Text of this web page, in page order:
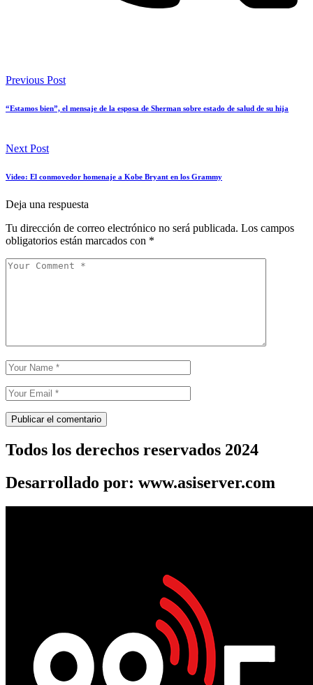
Previous Post
“Estamos bien”, el mensaje de la esposa de Sherman sobre estado de salud de su hija
Next Post
Video: El conmovedor homenaje a Kobe Bryant en los Grammy
Deja una respuesta
Tu dirección de correo electrónico no será publicada. Los campos
obligatorios están marcados con *
Todos los derechos reservados 2024
Desarrollado por: www.asiserver.com